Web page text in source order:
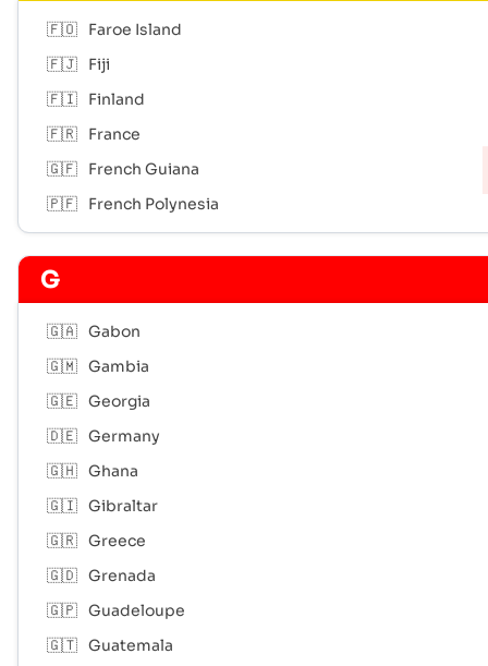
🇫🇴
Faroe Island
🇫🇯
Fiji
🇫🇮
Finland
🇫🇷
France
🇬🇫
French Guiana
🇵🇫
French Polynesia
G
🇬🇦 Gabon
🇬🇲 Gambia
🇬🇪 Georgia
🇩🇪 Germany
🇬🇭 Ghana
🇬🇮 Gibraltar
🇬🇷 Greece
🇬🇩 Grenada
🇬🇵 Guadeloupe
🇬🇹 Guatemala